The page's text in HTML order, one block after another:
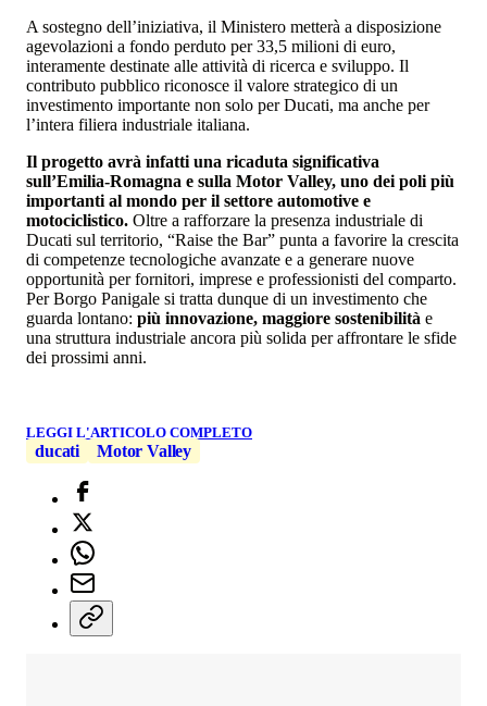
A sostegno dell’iniziativa, il Ministero metterà a disposizione
agevolazioni a fondo perduto per 33,5 milioni di euro,
interamente destinate alle attività di ricerca e sviluppo. Il
contributo pubblico riconosce il valore strategico di un
investimento importante non solo per Ducati, ma anche per
l’intera filiera industriale italiana.
Il progetto avrà infatti una ricaduta significativa
sull’Emilia-Romagna e sulla Motor Valley, uno dei poli più
importanti al mondo per il settore automotive e
motociclistico. Oltre a rafforzare la presenza industriale di
Ducati sul territorio, “Raise the Bar” punta a favorire la crescita
di competenze tecnologiche avanzate e a generare nuove
opportunità per fornitori, imprese e professionisti del comparto.
Per Borgo Panigale si tratta dunque di un investimento che
guarda lontano: più innovazione, maggiore sostenibilità e
una struttura industriale ancora più solida per affrontare le sfide
dei prossimi anni.
LEGGI L'ARTICOLO COMPLETO
ducati Motor Valley